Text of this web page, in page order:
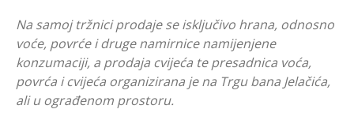
Na samoj tržnici prodaje se isključivo hrana, odnosno
voće, povrće i druge namirnice namijenjene
konzumaciji, a prodaja cvijeća te presadnica voća,
povrća i cvijeća organizirana je na Trgu bana Jelačića,
ali u ograđenom prostoru.